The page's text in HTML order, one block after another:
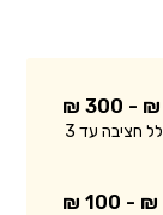
המחיר מתייחס להתקנת נקודת תאורה חדשה, כולל חציבה עד 3